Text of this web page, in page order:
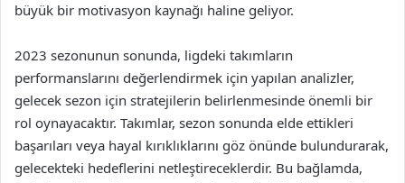
büyük bir motivasyon kaynağı haline geliyor.
2023 sezonunun sonunda, ligdeki takımların
performanslarını değerlendirmek için yapılan analizler,
gelecek sezon için stratejilerin belirlenmesinde önemli bir
rol oynayacaktır. Takımlar, sezon sonunda elde ettikleri
başarıları veya hayal kırıklıklarını göz önünde bulundurarak,
gelecekteki hedeflerini netleştireceklerdir. Bu bağlamda,